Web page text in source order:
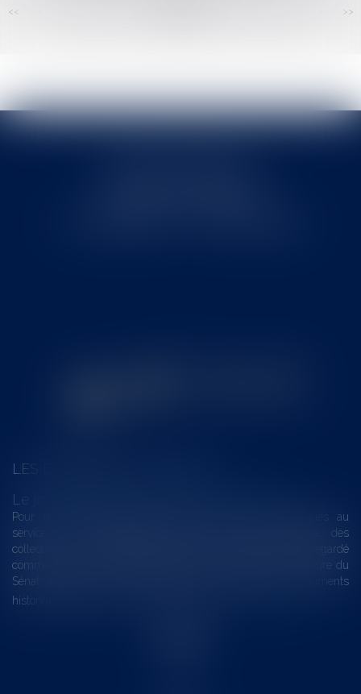
<< >>
LES DERNIÈRES ACTUALITÉS
Le joug léger des monuments historiques
Pour une gestion patrimoniale des monuments historiques au
service du développement économique et touristique des
collectivités Le monument historique a longtemps été regardé
comme une charge. Le rapport que la commission de la culture du
Sénat a consacré, en juillet 2026, à la gestion des monuments
historiques invite à y voir aussi une ressour...